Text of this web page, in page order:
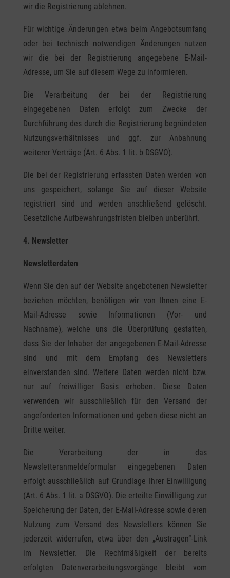
wir die Registrierung ablehnen.
Für wichtige Änderungen etwa beim Angebotsumfang
oder bei technisch notwendigen Änderungen nutzen
wir die bei der Registrierung angegebene E-Mail-
Adresse, um Sie auf diesem Wege zu informieren.
Die Verarbeitung der bei der Registrierung
eingegebenen Daten erfolgt zum Zwecke der
Durchführung des durch die Registrierung begründeten
Nutzungsverhältnisses und ggf. zur Anbahnung
weiterer Verträge (Art. 6 Abs. 1 lit. b DSGVO).
Die bei der Registrierung erfassten Daten werden von
uns gespeichert, solange Sie auf dieser Website
registriert sind und werden anschließend gelöscht.
Gesetzliche Aufbewahrungsfristen bleiben unberührt.
4. Newsletter
Newsletter­daten
Wenn Sie den auf der Website angebotenen Newsletter
beziehen möchten, benötigen wir von Ihnen eine E-
Mail-Adresse sowie Informationen (Vor- und
Nachname), welche uns die Überprüfung gestatten,
dass Sie der Inhaber der angegebenen E-Mail-Adresse
sind und mit dem Empfang des Newsletters
einverstanden sind. Weitere Daten werden nicht bzw.
nur auf freiwilliger Basis erhoben. Diese Daten
verwenden wir ausschließlich für den Versand der
angeforderten Informationen und geben diese nicht an
Dritte weiter.
Die Verarbeitung der in das
Newsletteranmeldeformular eingegebenen Daten
erfolgt ausschließlich auf Grundlage Ihrer Einwilligung
(Art. 6 Abs. 1 lit. a DSGVO). Die erteilte Einwilligung zur
Speicherung der Daten, der E-Mail-Adresse sowie deren
Nutzung zum Versand des Newsletters können Sie
jederzeit widerrufen, etwa über den „Austragen“-Link
im Newsletter. Die Rechtmäßigkeit der bereits
erfolgten Datenverarbeitungsvorgänge bleibt vom